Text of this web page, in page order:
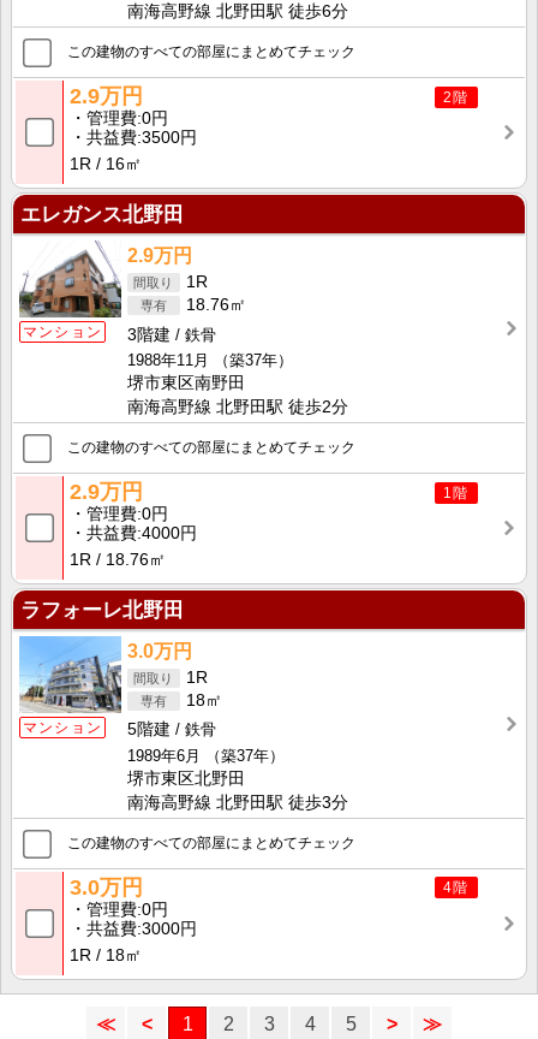
南海高野線 北野田駅 徒歩6分
この建物のすべての部屋にまとめてチェック
2階
2.9万円
管理費 0円
共益費 3500円
1R
16㎡
エレガンス北野田
マンション
2.9万円
1R
18.76㎡
3階建
鉄骨
1988年11月
（築37年）
堺市東区南野田
南海高野線 北野田駅 徒歩2分
この建物のすべての部屋にまとめてチェック
1階
2.9万円
管理費 0円
共益費 4000円
1R
18.76㎡
ラフォーレ北野田
マンション
3.0万円
1R
18㎡
5階建
鉄骨
1989年6月
（築37年）
堺市東区北野田
南海高野線 北野田駅 徒歩3分
この建物のすべての部屋にまとめてチェック
4階
3.0万円
管理費 0円
共益費 3000円
1R
18㎡
≪ < 1 2 3 4 5 > ≫